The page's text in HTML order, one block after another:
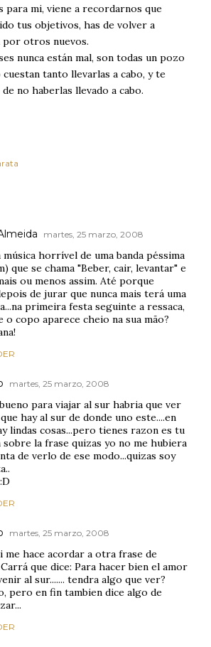
para mi, viene a recordarnos que
tus objetivos, has de volver a
otros nuevos.
nunca están mal, son todas un pozo
tanto llevarlas a cabo, y te
no haberlas llevado a cabo.
martes, 25 marzo, 2008
música horrível de uma banda péssima
que se chama "Beber, cair, levantar" e
ou menos assim. Até porque
de jurar que nunca mais terá uma
primeira festa seguinte a ressaca,
o copo aparece cheio na sua mão?
martes, 25 marzo, 2008
para viajar al sur habria que ver
hay al sur de donde uno este....en
lindas cosas...pero tienes razon es tu
la frase quizas yo no me hubiera
de verlo de ese modo...quizas soy
martes, 25 marzo, 2008
me hace acordar a otra frase de
que dice: Para hacer bien el amor
al sur....... tendra algo que ver?
pero en fin tambien dice algo de